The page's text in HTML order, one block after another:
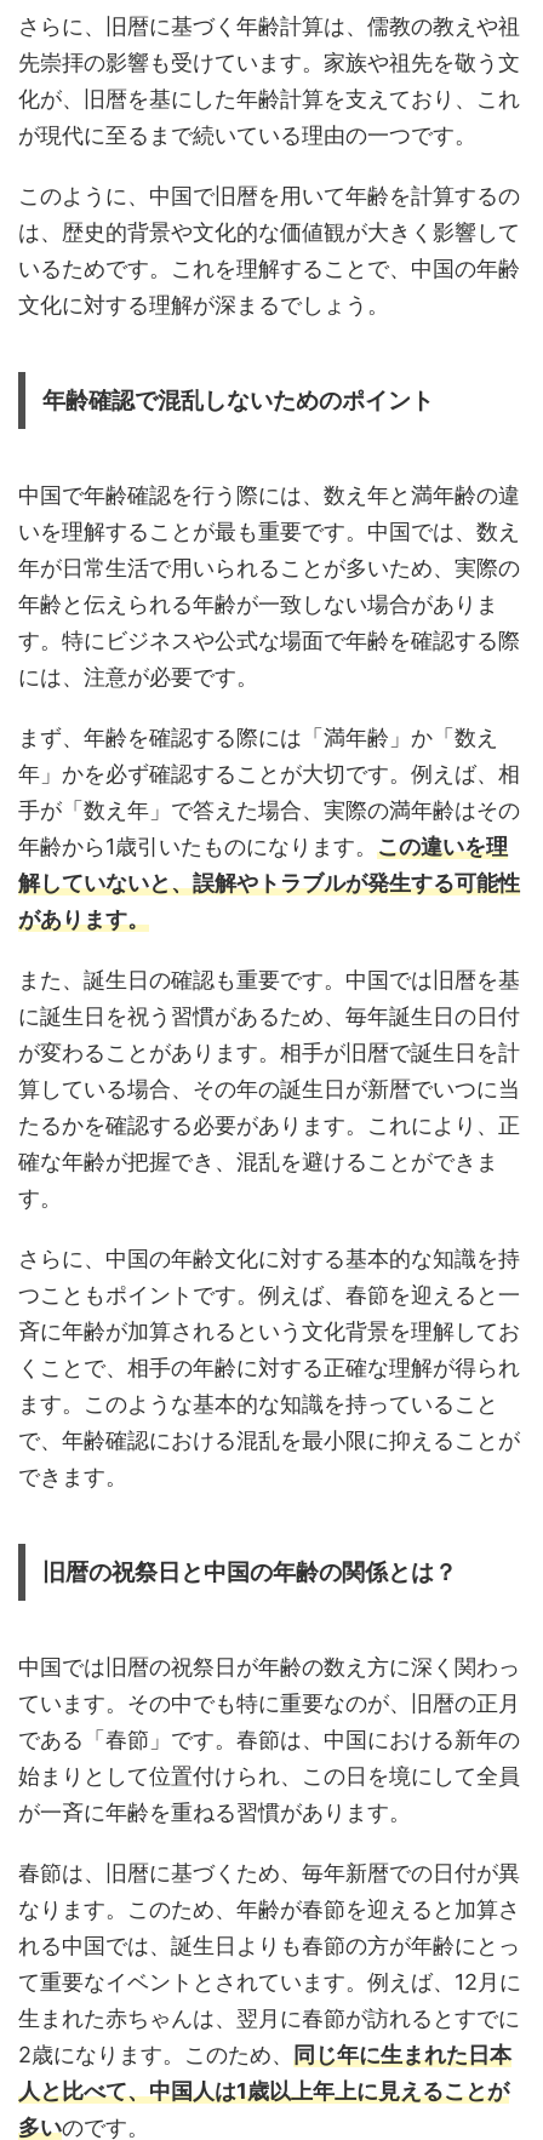
さらに、旧暦に基づく年齢計算は、儒教の教えや祖
先崇拝の影響も受けています。家族や祖先を敬う文
化が、旧暦を基にした年齢計算を支えており、これ
が現代に至るまで続いている理由の一つです。
このように、中国で旧暦を用いて年齢を計算するの
は、歴史的背景や文化的な価値観が大きく影響して
いるためです。これを理解することで、中国の年齢
文化に対する理解が深まるでしょう。
年齢確認で混乱しないためのポイント
中国で年齢確認を行う際には、数え年と満年齢の違
いを理解することが最も重要です。中国では、数え
年が日常生活で用いられることが多いため、実際の
年齢と伝えられる年齢が一致しない場合がありま
す。特にビジネスや公式な場面で年齢を確認する際
には、注意が必要です。
まず、年齢を確認する際には「満年齢」か「数え
年」かを必ず確認することが大切です。例えば、相
手が「数え年」で答えた場合、実際の満年齢はその
年齢から1歳引いたものになります。 この違いを理
解していないと、誤解やトラブルが発生する可能性
があります。
また、誕生日の確認も重要です。中国では旧暦を基
に誕生日を祝う習慣があるため、毎年誕生日の日付
が変わることがあります。相手が旧暦で誕生日を計
算している場合、その年の誕生日が新暦でいつに当
たるかを確認する必要があります。これにより、正
確な年齢が把握でき、混乱を避けることができま
す。
さらに、中国の年齢文化に対する基本的な知識を持
つこともポイントです。例えば、春節を迎えると一
斉に年齢が加算されるという文化背景を理解してお
くことで、相手の年齢に対する正確な理解が得られ
ます。このような基本的な知識を持っていること
で、年齢確認における混乱を最小限に抑えることが
できます。
旧暦の祝祭日と中国の年齢の関係とは？
中国では旧暦の祝祭日が年齢の数え方に深く関わっ
ています。その中でも特に重要なのが、旧暦の正月
である「春節」です。春節は、中国における新年の
始まりとして位置付けられ、この日を境にして全員
が一斉に年齢を重ねる習慣があります。
春節は、旧暦に基づくため、毎年新暦での日付が異
なります。このため、年齢が春節を迎えると加算さ
れる中国では、誕生日よりも春節の方が年齢にとっ
て重要なイベントとされています。例えば、12月に
生まれた赤ちゃんは、翌月に春節が訪れるとすでに
2歳になります。このため、 同じ年に生まれた日本
人と比べて、中国人は1歳以上年上に見えることが
多いのです。